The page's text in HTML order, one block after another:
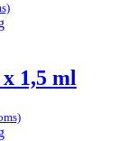
1,5 ml